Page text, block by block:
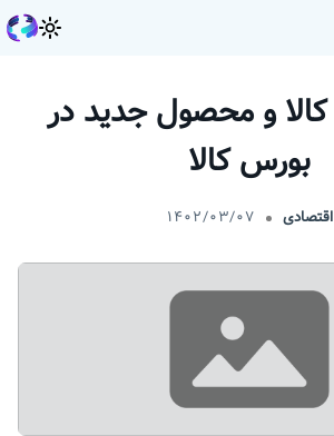
پذیرش ۱۱ کالا و محصول جدید در
بورس کالا
اقتصادی ۱۴۰۲/۰۳/۰۷